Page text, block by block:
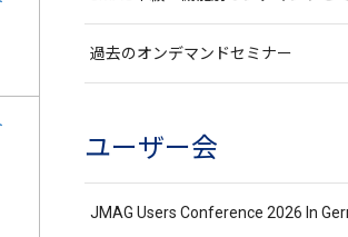
過去のオンデマンドセミナー
ユーザー会
JMAG Users Conference 2026 In